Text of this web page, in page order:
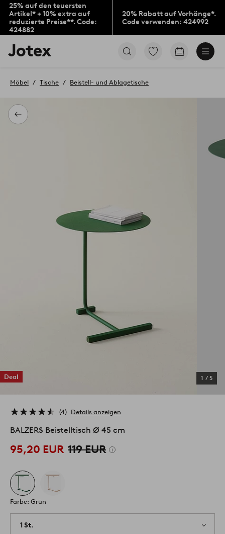
25% auf den teuersten
Artikel* + 10% extra auf
reduzierte Preise**. Code:
424882
20% Rabatt auf Vorhänge*.
Code verwenden: 424992
Jotex-
Logo
Startseite
Zu
Produkten
Zum
Zurück
Möbel Tische Beistell- und Ablagetische
Deal 1 / 5
4 Details anzeigen
BALZERS Beistelltisch Ø 45 cm
95,20 EUR 119 EUR
Farbe: Grün
1 St.